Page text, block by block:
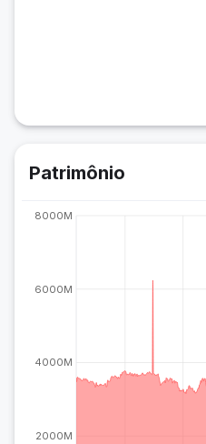
Patrimônio
2000M
4000M
6000M
8000M